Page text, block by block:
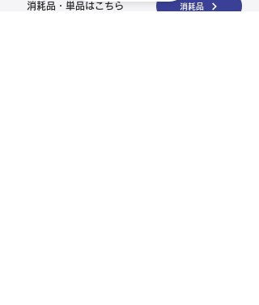
消耗品・単品はこちら 消耗品